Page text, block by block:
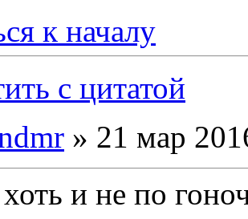
к началу
с цитатой
» 21 мар
и не по